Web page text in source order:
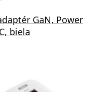
GaN, Power
biela